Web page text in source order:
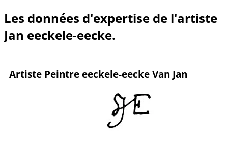
Les données d'expertise de l'artiste
Jan eeckele-eecke.
Artiste Peintre eeckele-eecke Van Jan